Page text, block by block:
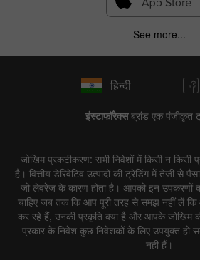
See more...
हिन्दी
इंस्टाफॉरेक्सब्रांड एक पंजीकृत
जोखिम प्रकटीकरण: सभी निवेशों में किसी न किसी
है। वित्तीय डेरिवेटिव उत्पादों की ट्रेडिंग में तेजी से
जो लेवरेज के कारण होता है। आपको इन उपकरणों
चाहिए जब तक कि आप पूरी तरह से समझ नहीं लें
कर रहे हैं, उनकी प्रकृति क्या है और आपके जोखिम
प्रकार के निवेश कुछ निवेशकों के लिए उपयुक्त हो
नहीं हैं।